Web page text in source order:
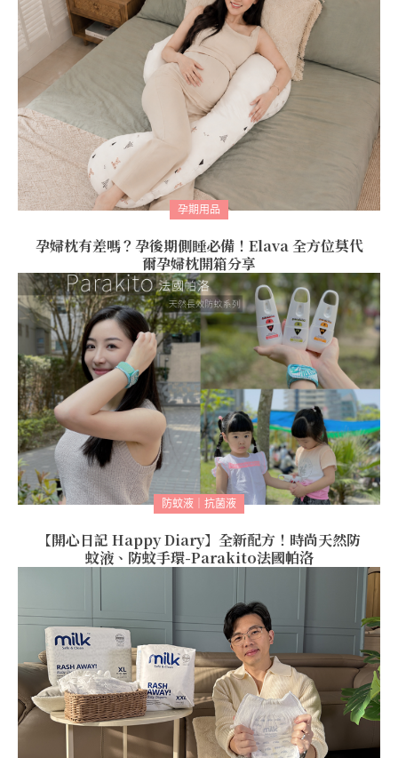
孕期用品
孕婦枕有差嗎？孕後期側睡必備！Elava 全方位莫代
爾孕婦枕開箱分享
防蚊液｜抗菌液
【開心日記 Happy Diary】全新配方！時尚天然防
蚊液、防蚊手環-Parakito法國帕洛